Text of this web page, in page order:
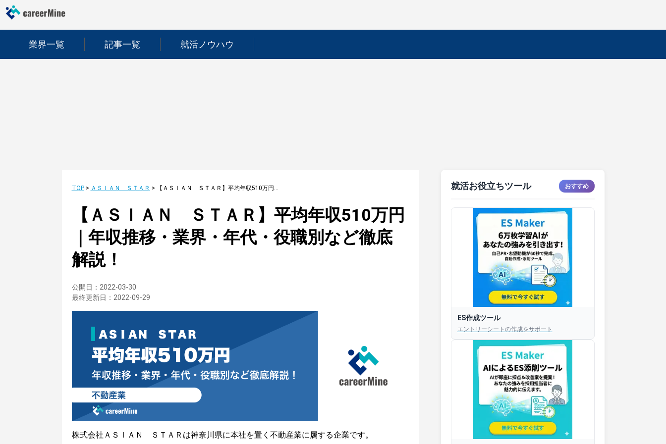
業界一覧 記事一覧 就活ノウハウ
TOP> ＡＳＩＡＮ ＳＴＡＲ > 【ＡＳＩＡＮ ＳＴＡＲ】平均年収510万円｜年収推移・業界・年代・役職別など徹底解説！
【ＡＳＩＡＮ ＳＴＡＲ】平均年収510万円
｜年収推移・業界・年代・役職別など徹底
解説！
公開日： 2022-03-30
最終更新日： 2022-09-29
株式会社ＡＳＩＡＮ ＳＴＡＲは神奈川県に本社を置く不動産業に属する企業です。
就活お役立ちツール おすすめ
ES作成ツール
エントリーシートの作成をサポート